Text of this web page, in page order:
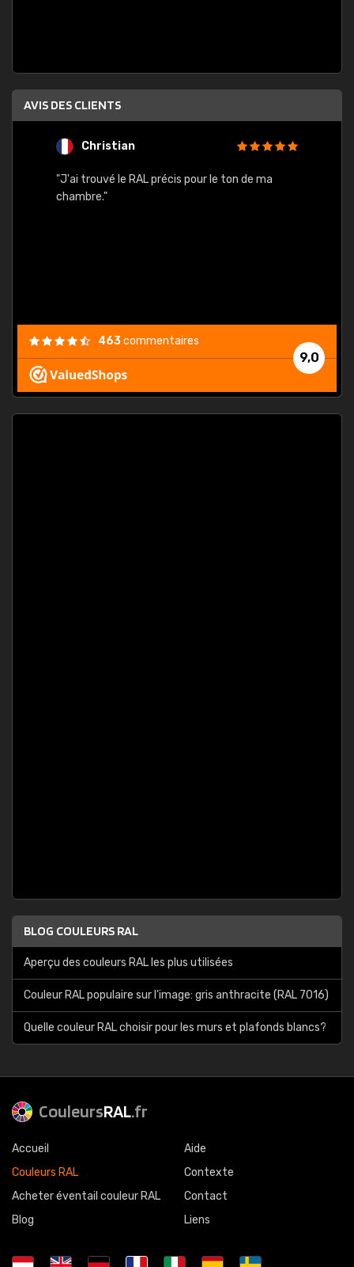
AVIS DES CLIENTS
Christian
"J'ai trouvé le RAL précis pour le ton de ma
chambre."
9,0
463commentaires
BLOG COULEURS RAL
Aperçu des couleurs RAL les plus utilisées
Couleur RAL populaire sur l'image: gris anthracite (RAL 7016)
Quelle couleur RAL choisir pour les murs et plafonds blancs?
CouleursRAL.fr
Accueil
Couleurs RAL
Acheter éventail couleur RAL
Blog
Aide
Contexte
Contact
Liens